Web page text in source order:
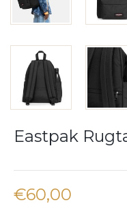
Eastpak
€60,00